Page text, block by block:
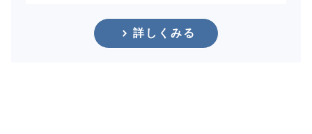
詳しくみる